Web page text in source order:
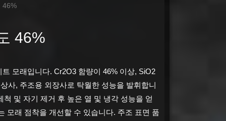
46%
46%
모래입니다. Cr2O3 함량이 46% 이상, SiO2
사, 주조용 외장사로 탁월한 성능을 발휘합니
및 자기 제거 후 높은 열 및 냉각 성능을 얻
모래 점착을 개선할 수 있습니다. 주조 표면 품